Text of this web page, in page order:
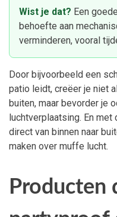
Wist je dat? Een
behoefte aan
verminderen, vooral
Door bijvoorbeeld een
patio leidt, creëer je niet
buiten, maar bevorder je
luchtverplaatsing. En
direct van binnen naar
maken over muffe lucht.
Producten